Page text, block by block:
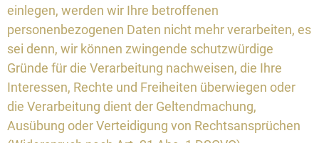
einlegen, werden wir Ihre betroffenen
personenbezogenen Daten nicht mehr verarbeiten, es
sei denn, wir können zwingende schutzwürdige
Gründe für die Verarbeitung nachweisen, die Ihre
Interessen, Rechte und Freiheiten überwiegen oder
die Verarbeitung dient der Geltendmachung,
Ausübung oder Verteidigung von Rechtsansprüchen